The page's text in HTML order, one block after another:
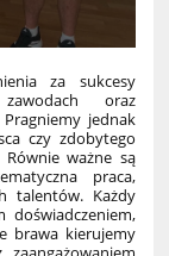
za sukcesy
oraz
jednak
czy zdobytego
ważne są
praca,
talentów. Każdy
doświadczeniem,
brawa kierujemy